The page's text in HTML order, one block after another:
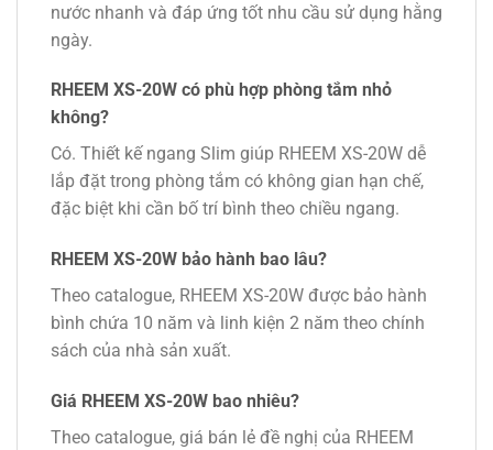
nước nhanh và đáp ứng tốt nhu cầu sử dụng hằng
ngày.
RHEEM XS-20W có phù hợp phòng tắm nhỏ
không?
Có. Thiết kế ngang Slim giúp RHEEM XS-20W dễ
lắp đặt trong phòng tắm có không gian hạn chế,
đặc biệt khi cần bố trí bình theo chiều ngang.
RHEEM XS-20W bảo hành bao lâu?
Theo catalogue, RHEEM XS-20W được bảo hành
bình chứa 10 năm và linh kiện 2 năm theo chính
sách của nhà sản xuất.
Giá RHEEM XS-20W bao nhiêu?
Theo catalogue, giá bán lẻ đề nghị của RHEEM